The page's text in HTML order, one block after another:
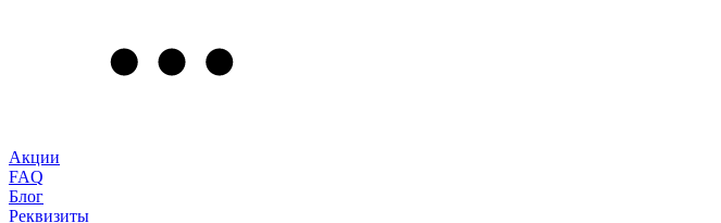
Акции
FAQ
Блог
Реквизиты